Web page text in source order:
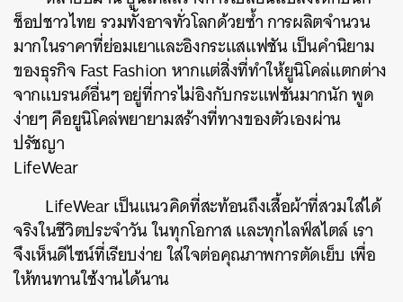
ช็อปชาวไทย รวมทั้งอาจทั่วโลกด้วยซ้ำ การผลิตจำนวน
มากในราคาที่ย่อมเยาและอิงกระแสแฟชัน เป็นคำนิยาม
ของธุรกิจ Fast Fashion หากแต่สิ่งที่ทำให้ยูนิโคล่แตกต่าง
จากแบรนด์อื่นๆ อยู่ที่การไม่อิงกับกระแฟชันมากนัก พูด
ง่ายๆ คือยูนิโคล่พยายามสร้างที่ทางของตัวเองผ่าน
ปรัชญา
LifeWear
LifeWear เป็นแนวคิดที่สะท้อนถึงเสื้อผ้าที่สวมใส่ได้
จริงในชีวิตประจำวัน ในทุกโอกาส และทุกไลฟ์สไตล์ เรา
จึงเห็นดีไซน์ที่เรียบง่าย ใส่ใจต่อคุณภาพการตัดเย็บ เพื่อ
ให้ทนทานใช้งานได้นาน